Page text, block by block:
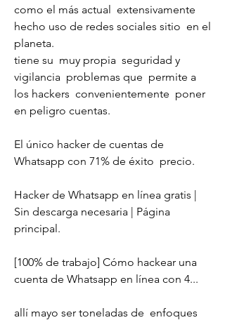
como el más actual  extensivamente
hecho uso de redes sociales sitio  en el
planeta.
tiene su  muy propia  seguridad y
vigilancia  problemas que  permite a
los hackers  convenientemente  poner
en peligro cuentas.
El único hacker de cuentas de
Whatsapp con 71% de éxito  precio.
Hacker de Whatsapp en línea gratis |
Sin descarga necesaria | Página
principal.
[100% de trabajo] Cómo hackear una
cuenta de Whatsapp en línea con 4...
allí mayo ser toneladas de  enfoques